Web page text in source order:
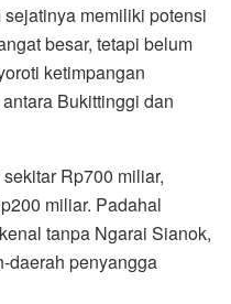
memiliki potensi
besar, tetapi belum
ketimpangan
Bukittinggi dan
Rp700 miliar,
miliar. Padahal
tanpa Ngarai Sianok,
daerah penyangga